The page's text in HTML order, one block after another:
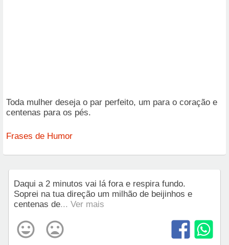
Toda mulher deseja o par perfeito, um para o coração e
centenas para os pés.
Frases de Humor
Daqui a 2 minutos vai lá fora e respira fundo.
Soprei na tua direção um milhão de beijinhos e
centenas de... Ver mais